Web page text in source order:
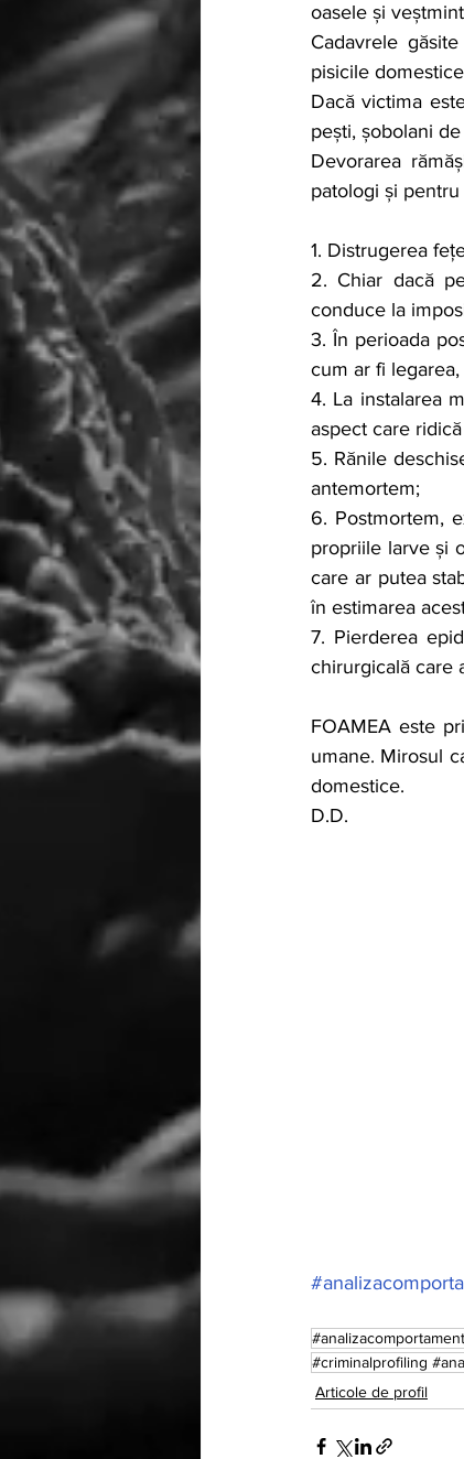
oasele și
Cadavrele
pisicile
Dacă victima
pești, șobolani
Devorarea
patologi și
1. Distrugerea
2. Chiar dacă
conduce la
3. În perioada
cum ar fi
4. La instalarea
aspect care
5. Rănile
antemortem;
6. Postmortem,
propriile larve și
care ar putea
în estimarea
7. Pierderea
chirurgicală care
FOAMEA este
umane. Mirosul
domestice.
D.D.
#criminalprofiling
Articole de profil